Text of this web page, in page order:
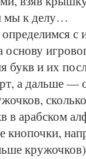
мы к делу…
основу
букв и их
а дальше —
в арабском
кнопочки,